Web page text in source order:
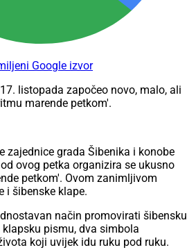
Google izvor
listopada započeo novo, malo, ali
marende petkom'.
zajednice grada Šibenika i konobe
ovog petka organizira se ukusno
petkom'. Ovom zanimljivom
i šibenske klape.
način promovirati šibensku
pismu, dva simbola
koji uvijek idu ruku pod ruku.